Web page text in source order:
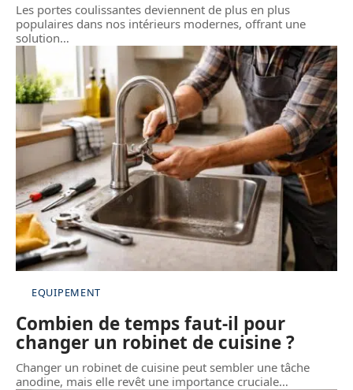
Les portes coulissantes deviennent de plus en plus
populaires dans nos intérieurs modernes, offrant une
solution…
EQUIPEMENT
Combien de temps faut-il pour
changer un robinet de cuisine ?
Changer un robinet de cuisine peut sembler une tâche
anodine, mais elle revêt une importance cruciale…